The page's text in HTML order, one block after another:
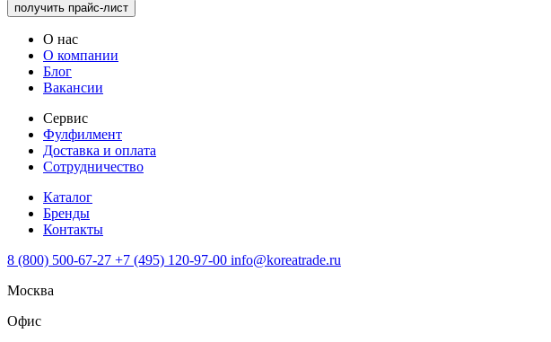
получить прайс-лист
О нас
О компании
Блог
Вакансии
Сервис
Фулфилмент
Доставка и оплата
Сотрудничество
Каталог
Бренды
Контакты
8 (800) 500-67-27 +7 (495) 120-97-00 info@koreatrade.ru
Москва
Офис